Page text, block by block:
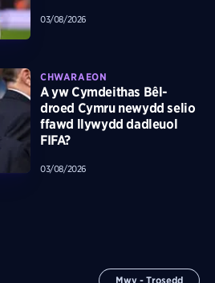
03/08/2026
CHWARAEON
A yw Cymdeithas Bêl-
droed Cymru newydd selio
ffawd llywydd dadleuol
FIFA?
03/08/2026
Mwy - Trosedd